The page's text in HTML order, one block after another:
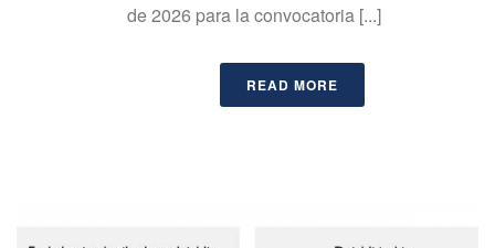
de 2026 para la convocatoria [...]
READ MORE